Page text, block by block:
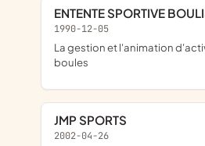
ENTENTE SPORTIVE
1990-12-05
La gestion et l'animation d'activités liées au sport
boules
JMP SPORTS
2002-04-26